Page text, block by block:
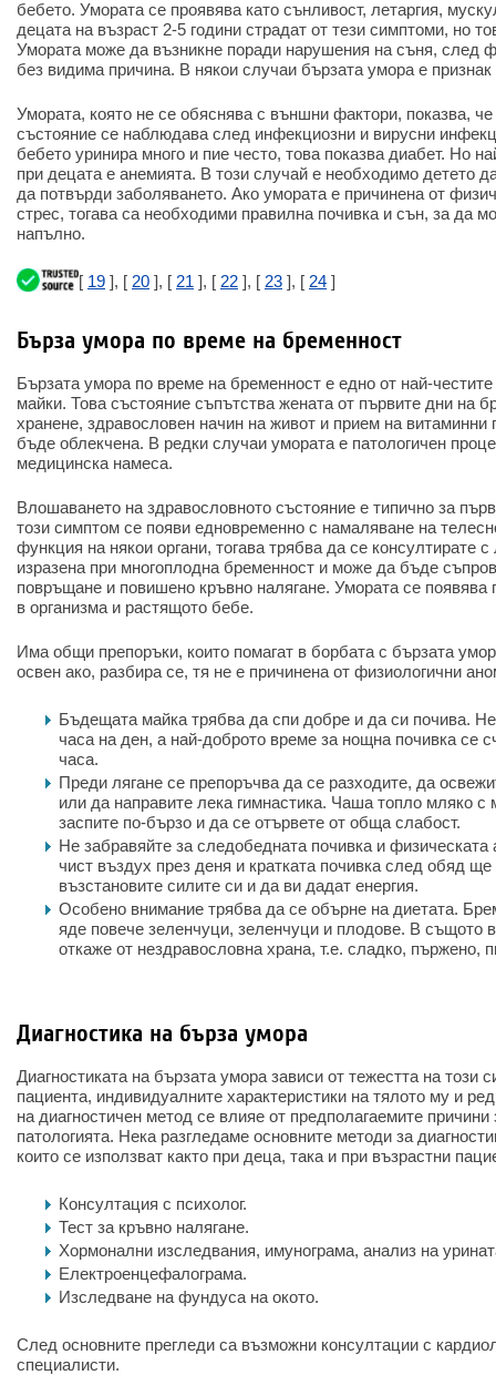
бебето. Умората се проявява като сънливост, летаргия,
децата на възраст 2-5 години страдат от тези симптоми, но
Умората може да възникне поради нарушения на съня, след
без видима причина. В някои случаи бързата умора е
Умората, която не се обяснява с външни фактори, показва,
състояние се наблюдава след инфекциозни и вирусни
бебето уринира много и пие често, това показва диабет. Но
при децата е анемията. В този случай е необходимо детето
да потвърди заболяването. Ако умората е причинена от
стрес, тогава са необходими правилна почивка и сън, за да
напълно.
[ 19 ], [ 20 ], [ 21 ], [ 22 ], [ 23 ], [ 24 ]
Бърза умора по време на бременност
Бързата умора по време на бременност е едно от най-
майки. Това състояние съпътства жената от първите дни на
хранене, здравословен начин на живот и прием на
бъде облекчена. В редки случаи умората е патологичен
медицинска намеса.
Влошаването на здравословното състояние е типично за
този симптом се появи едновременно с намаляване на
функция на някои органи, тогава трябва да се консултирате
изразена при многоплодна бременност и може да бъде
повръщане и повишено кръвно налягане. Умората се
в организма и растящото бебе.
Има общи препоръки, които помагат в борбата с бързата
освен ако, разбира се, тя не е причинена от физиологични
Бъдещата майка трябва да спи добре и да си почива.
часа на ден, а най-доброто време за нощна почивка се
часа.
Преди лягане се препоръчва да се разходите, да
или да направите лека гимнастика. Чаша топло мляко
заспите по-бързо и да се отървете от обща слабост.
Не забравяйте за следобедната почивка и физическата
чист въздух през деня и кратката почивка след обяд ще
възстановите силите си и да ви дадат енергия.
Особено внимание трябва да се обърне на диетата.
яде повече зеленчуци, зеленчуци и плодове. В същото
откаже от нездравословна храна, т.е. сладко, пържено,
Диагностика на бърза умора
Диагностиката на бързата умора зависи от тежестта на този
пациента, индивидуалните характеристики на тялото му и
на диагностичен метод се влияе от предполагаемите
патологията. Нека разгледаме основните методи за
които се използват както при деца, така и при възрастни
Консултация с психолог.
Тест за кръвно налягане.
Хормонални изследвания, имунограма, анализ на
Електроенцефалограма.
Изследване на фундуса на окото.
След основните прегледи са възможни консултации с
специалисти.